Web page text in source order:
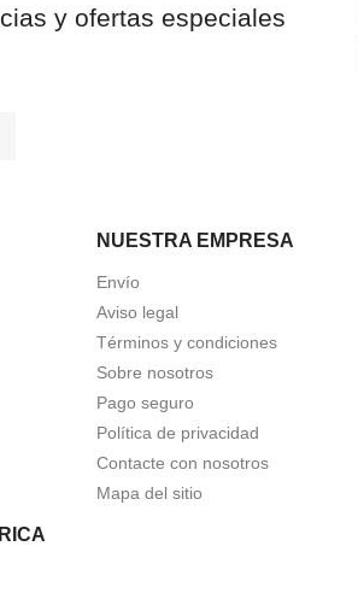
y ofertas especiales
NUESTRA EMPRESA
Envío
Aviso legal
Términos y condiciones
Sobre nosotros
Pago seguro
Política de privacidad
Contacte con nosotros
Mapa del sitio